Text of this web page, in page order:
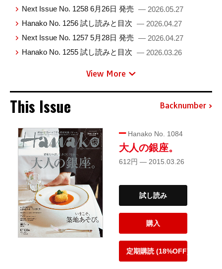
Next Issue No. 1258 6月26日 発売 — 2026.05.27
Hanako No. 1256 試し読みと目次 — 2026.04.27
Next Issue No. 1257 5月28日 発売 — 2026.04.27
Hanako No. 1255 試し読みと目次 — 2026.03.26
View More
This Issue Backnumber
Hanako No. 1084
大人の銀座。
612円 — 2015.03.26
試し読み
購入
定期購読 (18%OFF)